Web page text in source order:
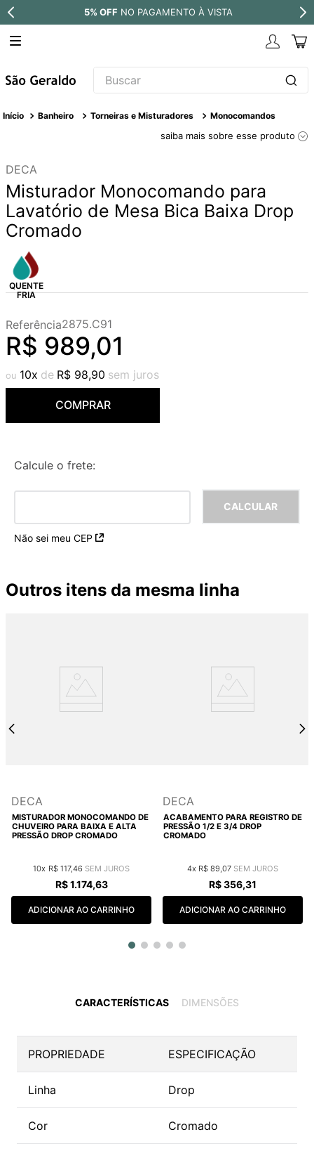
5% OFF NO PAGAMENTO À VISTA
Buscar
Banheiro Torneiras e Misturadores Monocomandos
saiba mais sobre esse produto
DECA
Misturador Monocomando para
Lavatório de Mesa Bica Baixa Drop
Cromado
Referência2875.C91
R$ 989,01
10 R$ 98,90
COMPRAR
Calcule o frete:
Não sei meu CEP
Outros itens da mesma linha
DECA
MISTURADOR MONOCOMANDO DE
CHUVEIRO PARA BAIXA E ALTA
PRESSÃO DROP CROMADO
10 R$ 117,46
R$ 1.174,63
ADICIONAR AO CARRINHO
DECA
ACABAMENTO PARA REGISTRO DE
PRESSÃO 1/2 E 3/4 DROP
CROMADO
4 R$ 89,07
R$356,31
ADICIONAR AO CARRINHO
CARACTERÍSTICAS DIMENSÕES
PROPRIEDADE ESPECIFICAÇÃO
Linha Drop
Cor Cromado
TERMOS MAIS BUSCADOS
4º
torneira
5º
atlas
6º
7º
8º
9º
red gold
10º cobre escovado